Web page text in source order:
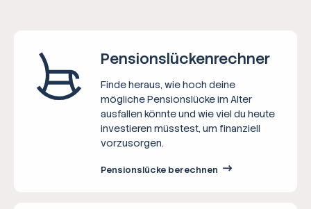
Pensions­lücken­rechner
Finde heraus, wie hoch deine
mögliche Pensionslücke im Alter
ausfallen könnte und wie viel du heute
investieren müsstest, um finanziell
vorzusorgen.
Pensionslücke berechnen